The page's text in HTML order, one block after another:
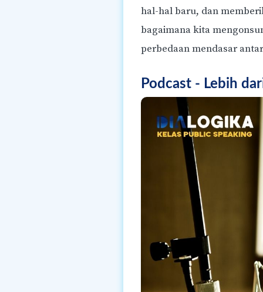
hal-hal baru, dan
bagaimana kita
perbedaan mendasar
Podcast - Lebih